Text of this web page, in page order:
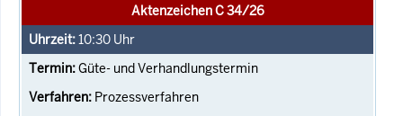
Aktenzeichen C 34/26
10:30 Uhr
Güte- und Verhandlungstermin
Prozessverfahren